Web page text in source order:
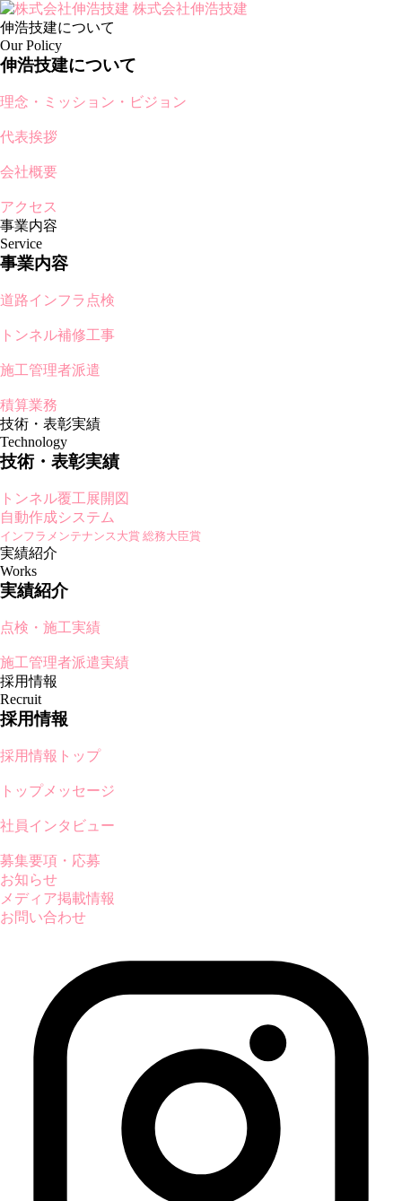
株式会社伸浩技建
伸浩技建について
Our Policy
伸浩技建について
理念・ミッション・ビジョン
代表挨拶
会社概要
アクセス
事業内容
Service
事業内容
道路インフラ点検
トンネル補修工事
施工管理者派遣
積算業務
技術・表彰実績
Technology
技術・表彰実績
トンネル覆工展開図
自動作成システム
インフラメンテナンス大賞 総務大臣賞
実績紹介
Works
実績紹介
点検・施工実績
施工管理者派遣実績
採用情報
Recruit
採用情報
採用情報トップ
トップメッセージ
社員インタビュー
募集要項・応募
お知らせ
メディア掲載情報
お問い合わせ